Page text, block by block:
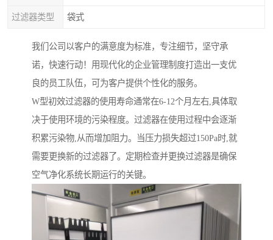
过滤器类型 袋式
我们公司以客户的满意度为标准，专注细节，坚守承
诺，快速行动！用现代化的企业管理制度打造出一支优
良的员工队伍，可为客户提供个性化的服务。
W型初效过滤器的使用寿命通常在6-12个月左右,具体取
决于使用环境的污染程度。过滤器在使用过程中会逐渐
积累污染物,从而增加阻力。当压力损失超过150Pa时,就
需要更换新的过滤器了。定期检查并更换过滤器是确保
空气净化系统长期运行的关键。